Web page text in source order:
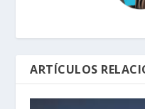
ARTÍCULOS